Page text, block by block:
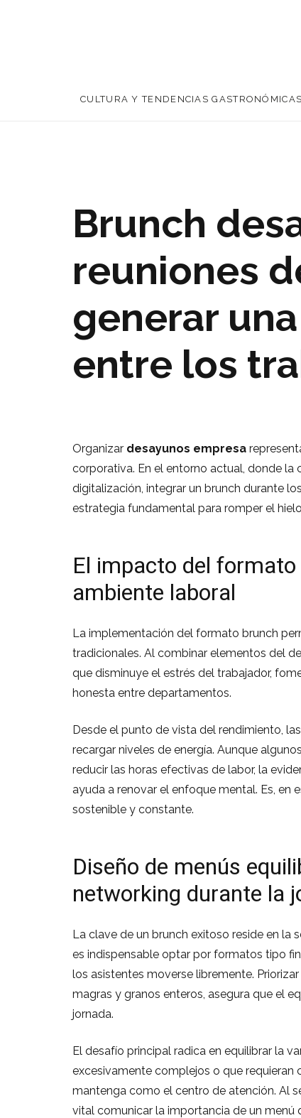
CULTURA Y TENDENCIAS GASTRONÓMICAS
Brunch
reuniones
generar
entre los
Organizar desayunos empresa
corporativa. En el entorno actual, donde
digitalización, integrar un brunch durante los
estrategia fundamental para romper el
El impacto del
ambiente laboral
La implementación del formato brunch
tradicionales. Al combinar elementos del
que disminuye el estrés del trabajador,
honesta entre departamentos.
Desde el punto de vista del rendimiento,
recargar niveles de energía. Aunque
reducir las horas efectivas de labor, la
ayuda a renovar el enfoque mental. Es, en
sostenible y constante.
Diseño de menús
networking durante la
La clave de un brunch exitoso reside en la
es indispensable optar por formatos tipo
los asistentes moverse libremente.
magras y granos enteros, asegura que el
jornada.
El desafío principal radica en equilibrar la
excesivamente complejos o que
mantenga como el centro de atención. Al
vital comunicar la importancia de un